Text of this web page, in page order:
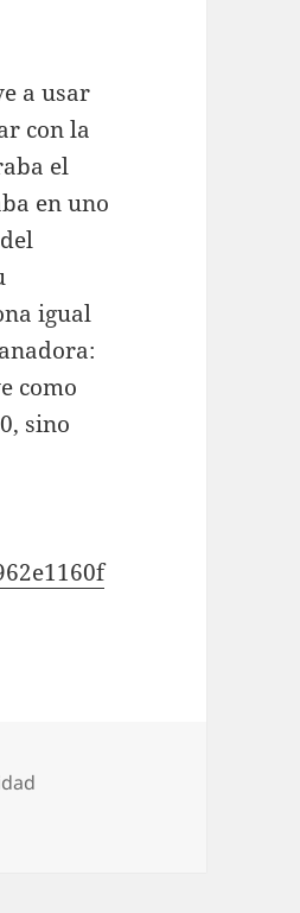
a usar
con la
el
en uno
igual
como
sino